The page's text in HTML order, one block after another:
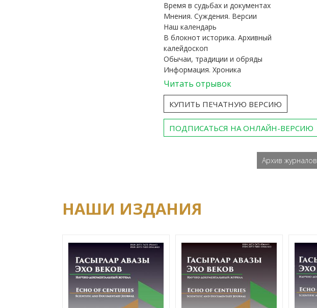
Время в судьбах и документах
Мнения. Суждения. Версии
Наш календарь
В блокнот историка. Архивный
калейдоскоп
Обычаи, традиции и обряды
Информация. Хроника
Читать отрывок
КУПИТЬ ПЕЧАТНУЮ ВЕРСИЮ
ПОДПИСАТЬСЯ НА ОНЛАЙН-ВЕРСИЮ
Архив журналов
НАШИ ИЗДАНИЯ